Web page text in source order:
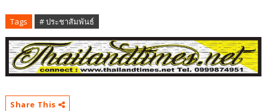
Tags # ประชาสัมพันธ์
Share This